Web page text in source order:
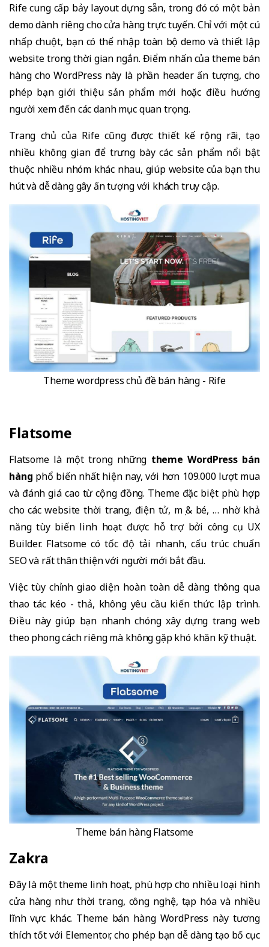
Rife cung cấp bảy layout dựng sẵn, trong đó có một bản
demo dành riêng cho cửa hàng trực tuyến. Chỉ với một cú
nhấp chuột, bạn có thể nhập toàn bộ demo và thiết lập
website trong thời gian ngắn. Điểm nhấn của theme bán
hàng cho WordPress này là phần header ấn tượng, cho
phép bạn giới thiệu sản phẩm mới hoặc điều hướng
người xem đến các danh mục quan trọng.
Trang chủ của Rife cũng được thiết kế rộng rãi, tạo
nhiều không gian để trưng bày các sản phẩm nổi bật
thuộc nhiều nhóm khác nhau, giúp website của bạn thu
hút và dễ dàng gây ấn tượng với khách truy cập.
Theme wordpress chủ đề bán hàng - Rife
Flatsome
Flatsome là một trong những theme WordPress bán
hàng phổ biến nhất hiện nay, với hơn 109.000 lượt mua
và đánh giá cao từ cộng đồng. Theme đặc biệt phù hợp
cho các website thời trang, điện tử, mẹ & bé, … nhờ khả
năng tùy biến linh hoạt được hỗ trợ bởi công cụ UX
Builder. Flatsome có tốc độ tải nhanh, cấu trúc chuẩn
SEO và rất thân thiện với người mới bắt đầu.
Việc tùy chỉnh giao diện hoàn toàn dễ dàng thông qua
thao tác kéo - thả, không yêu cầu kiến thức lập trình.
Điều này giúp bạn nhanh chóng xây dựng trang web
theo phong cách riêng mà không gặp khó khăn kỹ thuật.
Theme bán hàng Flatsome
Zakra
Đây là một theme linh hoạt, phù hợp cho nhiều loại hình
cửa hàng như thời trang, công nghệ, tạp hóa và nhiều
lĩnh vực khác. Theme bán hàng WordPress này tương
thích tốt với Elementor, cho phép bạn dễ dàng tạo bố cục